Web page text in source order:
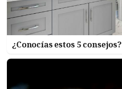
¿Conocías estos 5 consejos?